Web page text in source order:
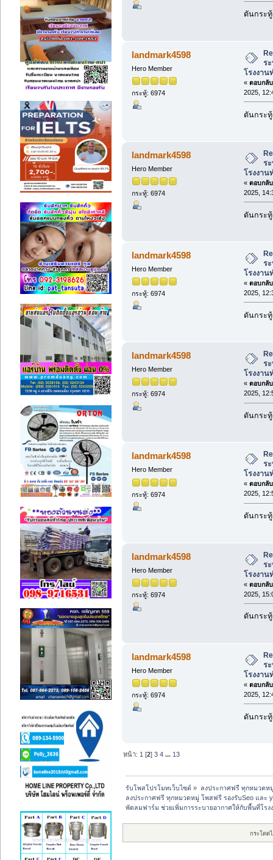
ดันกระทู้
landmark4598
Hero Member
กระทู้: 6974
ร
โรงงาน
« ตอบกลั
2025,
ดันกระทู้
landmark4598
Hero Member
กระทู้: 6974
ร
โรงงาน
« ตอบกลั
2025,
ดันกระทู้
landmark4598
Hero Member
กระทู้: 6974
ร
โรงงาน
« ตอบกลั
2025,
ดันกระทู้
landmark4598
Hero Member
กระทู้: 6974
ร
โรงงาน
« ตอบกลั
2025,
ดันกระทู้
landmark4598
Hero Member
กระทู้: 6974
ร
โรงงาน
« ตอบกลั
2025,
ดันกระทู้
landmark4598
Hero Member
กระทู้: 6974
ร
โรงงาน
« ตอบกลั
2025,
ดันกระทู้
landmark4598
Hero Member
กระทู้: 6974
ร
โรงงาน
« ตอบกลั
2025,
ดันกระทู้
หน้า: 1 [2]3 4 ... 13
รับโพสโปรโมทเว็บไซต์ » ลงประกาศฟรี ทุกหมวดห
ลงประกาศฟรี ทุกหมวดหมู่ โพสฟรี รองรับSeo และ
พัดลมฟาร์ม ช่วยเพิ่มการระบายอากาศให้กับพื้นที่โรง
กระโดด